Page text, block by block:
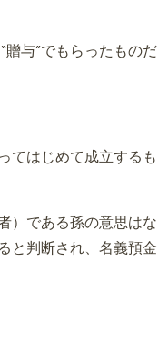
与”でもらったものだ
てはじめて成立するも
）である孫の意思はな
と判断され、名義預金